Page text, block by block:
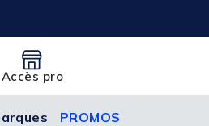
Accès pro
PROMOS